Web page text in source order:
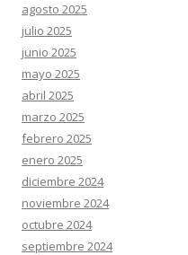
agosto 2025
julio 2025
junio 2025
mayo 2025
abril 2025
marzo 2025
febrero 2025
enero 2025
diciembre 2024
noviembre 2024
octubre 2024
septiembre 2024